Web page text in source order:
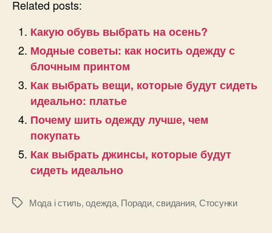
Related posts:
Какую обувь выбрать на осень?
Модные советы: как носить одежду с
блочным принтом
Как выбрать вещи, которые будут сидеть
идеально: платье
Почему шить одежду лучше, чем
покупать
Как выбрать джинсы, которые будут
сидеть идеально
ПозначкиМода і стиль,одежда, Поради,свидания, Стосунки